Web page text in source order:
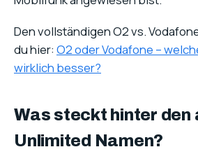
Den vollständigen O2 vs.
du hier: O2 oder Vodafone –
wirklich besser?
Was steckt hinter den
Unlimited Namen?